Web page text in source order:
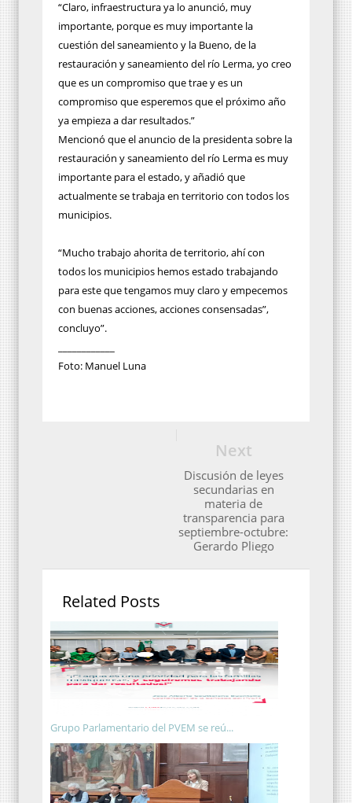
“Claro, infraestructura ya lo anunció, muy
importante, porque es muy importante la
cuestión del saneamiento y la Bueno, de la
restauración y saneamiento del río Lerma, yo creo
que es un compromiso que trae y es un
compromiso que esperemos que el próximo año
ya empieza a dar resultados.”
Mencionó que el anuncio de la presidenta sobre la
restauración y saneamiento del río Lerma es muy
importante para el estado, y añadió que
actualmente se trabaja en territorio con todos los
municipios.
“Mucho trabajo ahorita de territorio, ahí con
todos los municipios hemos estado trabajando
para este que tengamos muy claro y empecemos
con buenas acciones, acciones consensadas”,
concluyo”.
Foto: Manuel Luna
Next
Discusión de leyes
secundarias en
materia de
transparencia para
septiembre-octubre:
Gerardo Pliego
Related Posts
Grupo Parlamentario del PVEM se reú...